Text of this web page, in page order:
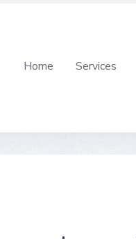
Home
Services